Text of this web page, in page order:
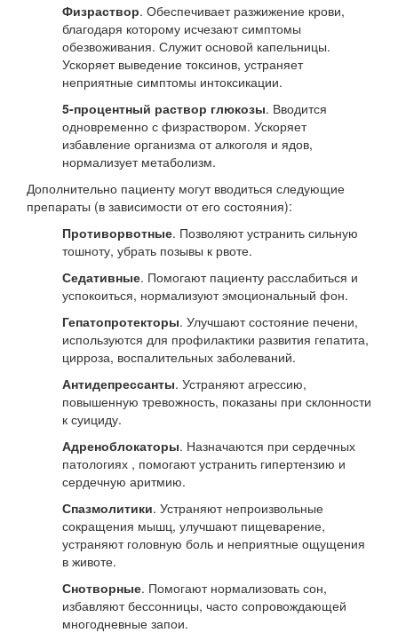
Физраствор. Обеспечивает разжижение крови,
благодаря которому исчезают симптомы
обезвоживания. Служит основой капельницы.
Ускоряет выведение токсинов, устраняет
неприятные симптомы интоксикации.
5-процентный раствор глюкозы. Вводится
одновременно с физраствором. Ускоряет
избавление организма от алкоголя и ядов,
нормализует метаболизм.
Дополнительно пациенту могут вводиться следующие
препараты (в зависимости от его состояния):
Противорвотные. Позволяют устранить сильную
тошноту, убрать позывы к рвоте.
Седативные. Помогают пациенту расслабиться и
успокоиться, нормализуют эмоциональный фон.
Гепатопротекторы. Улучшают состояние печени,
используются для профилактики развития гепатита,
цирроза, воспалительных заболеваний.
Антидепрессанты. Устраняют агрессию,
повышенную тревожность, показаны при склонности
к суициду.
Адреноблокаторы. Назначаются при сердечных
патологиях , помогают устранить гипертензию и
сердечную аритмию.
Спазмолитики. Устраняют непроизвольные
сокращения мышц, улучшают пищеварение,
устраняют головную боль и неприятные ощущения
в животе.
Снотворные. Помогают нормализовать сон,
избавляют бессонницы, часто сопровождающей
многодневные запои.